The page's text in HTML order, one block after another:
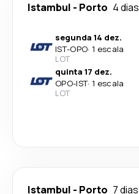
Istambul - Porto 4 dias
segunda 14 dez.
IST-OPO· 1 escala
LOT
quinta 17 dez.
OPO-IST· 1 escala
LOT
Istambul - Porto 7 dias